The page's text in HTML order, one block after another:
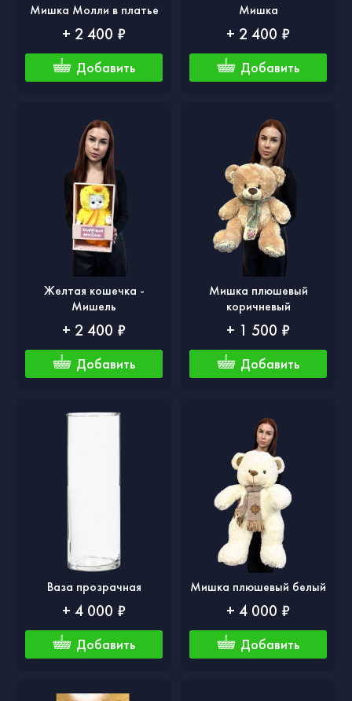
Мишка Молли в платье
+ 2 400 ₽
Добавить
Мишка
+ 2 400 ₽
Добавить
Желтая кошечка -
Мишель
+ 2 400 ₽
Добавить
Мишка плюшевый
коричневый
+ 1 500 ₽
Добавить
Ваза прозрачная
+ 4 000 ₽
Добавить
Мишка плюшевый белый
+ 4 000 ₽
Добавить